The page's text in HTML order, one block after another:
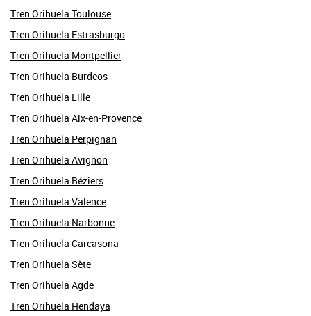
Tren Orihuela Toulouse
Tren Orihuela Estrasburgo
Tren Orihuela Montpellier
Tren Orihuela Burdeos
Tren Orihuela Lille
Tren Orihuela Aix-en-Provence
Tren Orihuela Perpignan
Tren Orihuela Avignon
Tren Orihuela Béziers
Tren Orihuela Valence
Tren Orihuela Narbonne
Tren Orihuela Carcasona
Tren Orihuela Sète
Tren Orihuela Agde
Tren Orihuela Hendaya